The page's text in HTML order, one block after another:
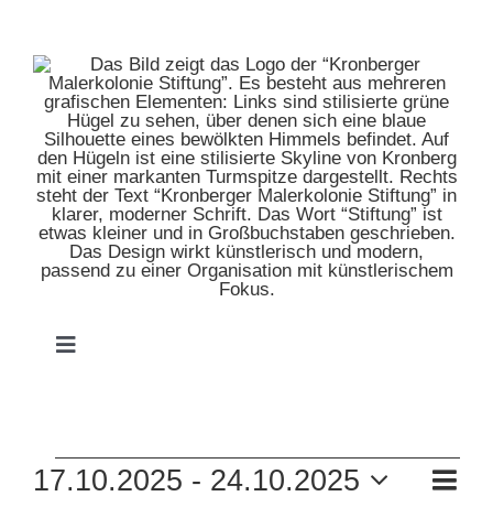
springen
Toggle
MUSEUM
VERANSTALTUNGEN
17.10.2025 - 24.10.2025